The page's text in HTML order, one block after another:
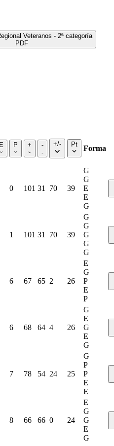
Veteranos - 2ª categoría
PDF
E P + - +/- Pt Forma
0 101 31 70 39
G
G
E
E
G
1 101 31 70 39
G
G
G
G
G
6 67 65 2 26
E
G
P
E
P
6 68 64 4 26
G
E
G
E
G
7 78 54 24 25
G
P
P
E
E
8 66 66 0 24
E
G
G
E
G